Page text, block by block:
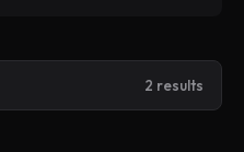
2 results